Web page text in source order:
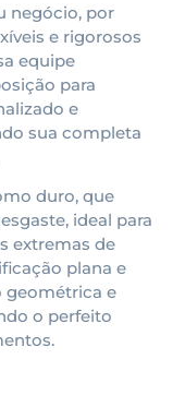
negócio, por
e rigorosos
equipe
para
e
sua completa
duro, que
ideal para
extremas de
plana e
geométrica e
o perfeito